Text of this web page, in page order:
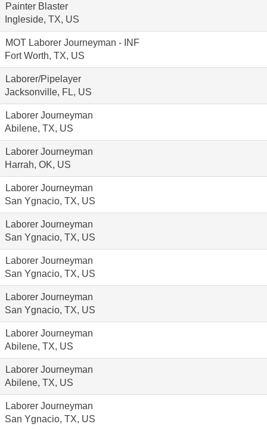
Painter Blaster
Ingleside, TX, US
MOT Laborer Journeyman - INF
Fort Worth, TX, US
Laborer/Pipelayer
Jacksonville, FL, US
Laborer Journeyman
Abilene, TX, US
Laborer Journeyman
Harrah, OK, US
Laborer Journeyman
San Ygnacio, TX, US
Laborer Journeyman
San Ygnacio, TX, US
Laborer Journeyman
San Ygnacio, TX, US
Laborer Journeyman
San Ygnacio, TX, US
Laborer Journeyman
Abilene, TX, US
Laborer Journeyman
Abilene, TX, US
Laborer Journeyman
San Ygnacio, TX, US